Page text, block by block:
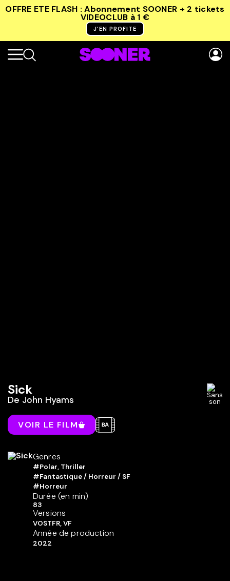
OFFRE ETE FLASH : Abonnement SOONER + 2 tickets
VIDEOCLUB à 1 €
J’EN PROFITE
Sick
De John Hyams
VOIR LE FILM
Genres
#Polar, Thriller
#Fantastique / Horreur / SF
#Horreur
Durée (en min)
83
Versions
VOSTFR, VF
Année de production
2022